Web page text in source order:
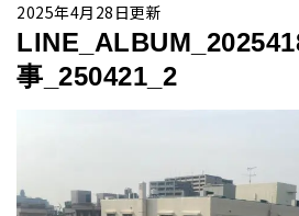
2025年4月28日更新
事_250421_2